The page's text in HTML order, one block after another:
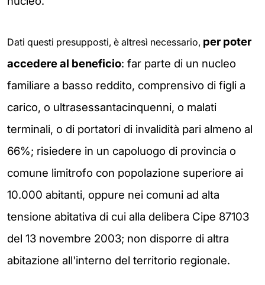
Dati questi presupposti, è altresì necessario, per poter
accedere al beneficio: far parte di un nucleo
familiare a basso reddito, comprensivo di figli a
carico, o ultrasessantacinquenni, o malati
terminali, o di portatori di invalidità pari almeno al
66%; risiedere in un capoluogo di provincia o
comune limitrofo con popolazione superiore ai
10.000 abitanti, oppure nei comuni ad alta
tensione abitativa di cui alla delibera Cipe 87103
del 13 novembre 2003; non disporre di altra
abitazione all'interno del territorio regionale.